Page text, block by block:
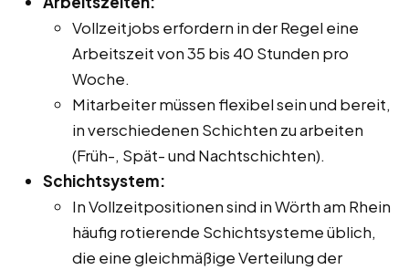
Vollzeitjobs erfordern in der Regel eine
Arbeitszeit von 35 bis 40 Stunden pro
Woche.
Mitarbeiter müssen flexibel sein und bereit,
in verschiedenen Schichten zu arbeiten
(Früh-, Spät- und Nachtschichten).
Schichtsystem:
In Vollzeitpositionen sind in Wörth am Rhein
häufig rotierende Schichtsysteme üblich,
die eine gleichmäßige Verteilung der